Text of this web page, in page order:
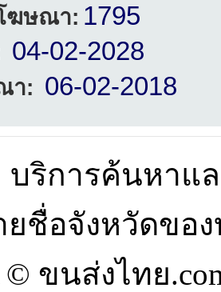
ฆษณา: 1795
04-02-2028
า: 06-02-2018
บริการค้นหาแ
ยชื่อจังหวัดขอ
ขนส่งไทย